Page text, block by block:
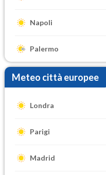
Napoli
Palermo
Meteo città europee
Londra
Parigi
Madrid